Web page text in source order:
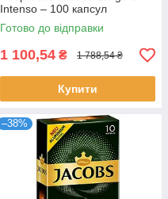
Intenso – 100 капсул
Готово до відправки
1 100,54 ₴ 1 788,54 ₴
Купити
–38%